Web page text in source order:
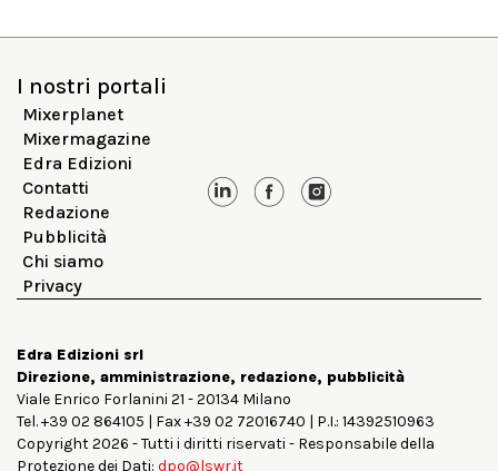
I nostri portali
Mixerplanet
Mixermagazine
Edra Edizioni
Contatti
Redazione
Pubblicità
Chi siamo
Privacy
Edra Edizioni srl
Direzione, amministrazione, redazione, pubblicità
Viale Enrico Forlanini 21 - 20134 Milano
Tel. +39 02 864105 | Fax +39 02 72016740 | P.I.: 14392510963
Copyright 2026 - Tutti i diritti riservati - Responsabile della
Protezione dei Dati: dpo@lswr.it